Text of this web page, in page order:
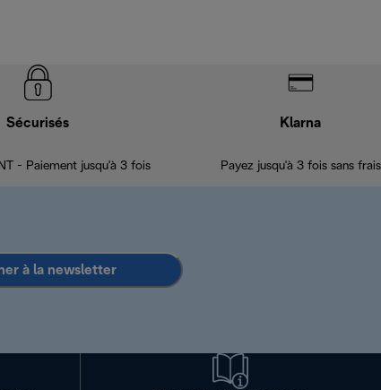
Sécurisés
- Paiement jusqu'à 3 fois
Klarna
Payez jusqu'à 3 fois sans frais
à la newsletter